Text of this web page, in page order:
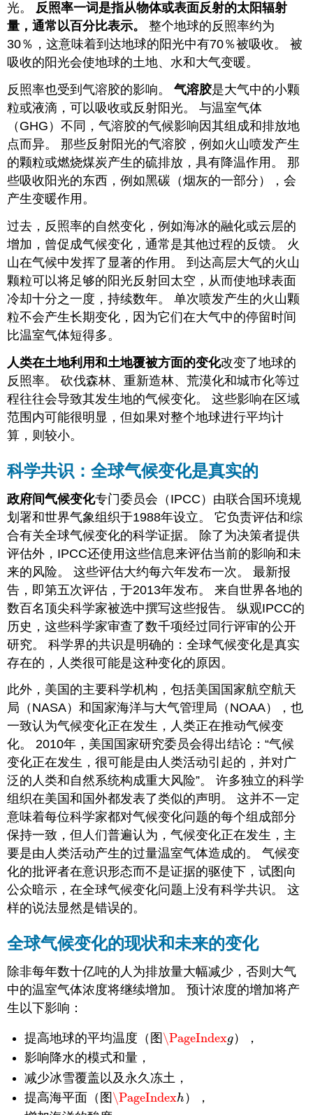
光。 反照率一词是指从物体或表面反射的太阳辐射
量，通常以百分比表示。
整个地球的反照率约为
30％，这意味着到达地球的阳光中有70％被吸收。被
吸收的阳光会使地球的土地、水和大气变暖。
反照率也受到气溶胶的影响。气溶胶是大气中的小颗
粒或液滴，可以吸收或反射阳光。 与温室气体
（GHG）不同，气溶胶的气候影响因其组成和排放地
点而异。 那些反射阳光的气溶胶，例如火山喷发产生
的颗粒或燃烧煤炭产生的硫排放，具有降温作用。 那
些吸收阳光的东西，例如黑碳（烟灰的一部分），会
产生变暖作用。
过去，反照率的自然变化，例如海冰的融化或云层的
增加，曾促成气候变化，通常是其他过程的反馈。 火
山在气候中发挥了显著的作用。 到达高层大气的火山
颗粒可以将足够的阳光反射回太空，从而使地球表面
冷却十分之一度，持续数年。单次喷发产生的火山颗
粒不会产生长期变化，因为它们在大气中的停留时间
比温室气体短得多。
人类在土地利用和土地覆被方面的变化改变了地球的
反照率。 砍伐森林、重新造林、荒漠化和城市化等过
程往往会导致其发生地的气候变化。 这些影响在区域
范围内可能很明显，但如果对整个地球进行平均计
算，则较小。
科学共识：全球气候变化是真实的
政府间气候变化专门委员会（IPCC）由联合国环境规
划署和世界气象组织于1988年设立。 它负责评估和综
合有关全球气候变化的科学证据。 除了为决策者提供
评估外，IPCC还使用这些信息来评估当前的影响和未
来的风险。 这些评估大约每六年发布一次。 最新报
告，即第五次评估，于2013年发布。 来自世界各地的
数百名顶尖科学家被选中撰写这些报告。 纵观IPCC的
历史，这些科学家审查了数千项经过同行评审的公开
研究。 科学界的共识是明确的：全球气候变化是真实
存在的，人类很可能是这种变化的原因。
此外，美国的主要科学机构，包括美国国家航空航天
局（NASA）和国家海洋与大气管理局（NOAA），也
一致认为气候变化正在发生，人类正在推动气候变
化。 2010年，美国国家研究委员会得出结论：“气候
变化正在发生，很可能是由人类活动引起的，并对广
泛的人类和自然系统构成重大风险”。 许多独立的科学
组织在美国和国外都发表了类似的声明。 这并不一定
意味着每位科学家都对气候变化问题的每个组成部分
保持一致，但人们普遍认为，气候变化正在发生，主
要是由人类活动产生的过量温室气体造成的。 气候变
化的批评者在意识形态而不是证据的驱使下，试图向
公众暗示，在全球气候变化问题上没有科学共识。 这
样的说法显然是错误的。
全球气候变化的现状和未来的变化
除非每年数十亿吨的人为排放量大幅减少，否则大气
中的温室气体浓度将继续增加。 预计浓度的增加将产
生以下影响：
提高地球的平均温度（图 \PageIndexg
\PageIndexg），
影响降水的模式和量，
减少冰雪覆盖以及永久冻土，
提高海平面（图 \PageIndexh
\PageIndexh ），